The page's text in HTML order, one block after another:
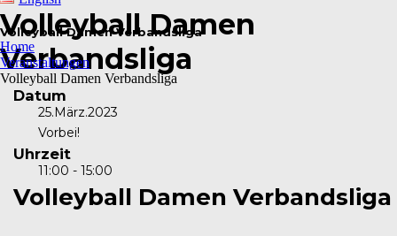
Volleyball Damen
Verbandsliga
Volleyball Damen Verbandsliga
Home
Veranstaltungen
Volleyball Damen Verbandsliga
Datum
25.März.2023
Vorbei!
Uhrzeit
11:00 - 15:00
Volleyball Damen Verbandsliga